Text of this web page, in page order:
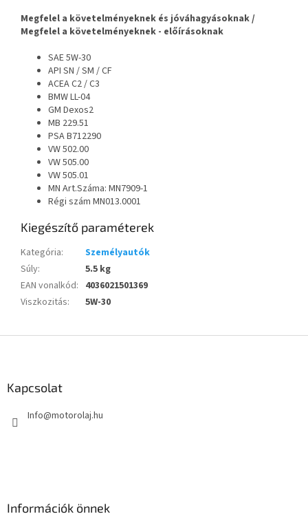
Megfelel a követelményeknek és jóváhagyásoknak /
Megfelel a követelményeknek - előírásoknak
SAE 5W-30
API SN / SM / CF
ACEA C2 / C3
BMW LL-04
GM Dexos2
MB 229.51
PSA B712290
VW 502.00
VW 505.00
VW 505.01
MN Art.Száma: MN7909-1
Régi szám MN013.0001
Kiegészítő paraméterek
Kategória:
Személyautók
Súly:
5.5 kg
EAN vonalkód: 4036021501369
Viszkozitás: 5W-30
Kapcsolat
Info@motorolaj.hu
Információk önnek